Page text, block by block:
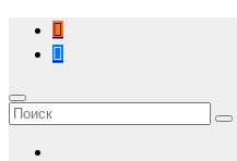
Перейти
содержимому